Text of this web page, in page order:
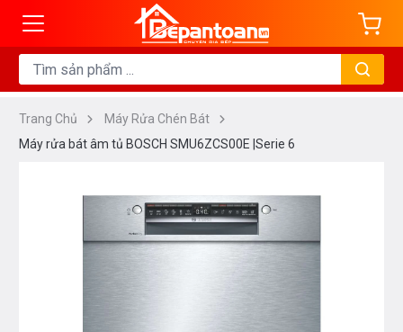
Trang Chủ
Máy Rửa Chén Bát
Máy rửa bát âm tủ BOSCH SMU6ZCS00E |Serie 6